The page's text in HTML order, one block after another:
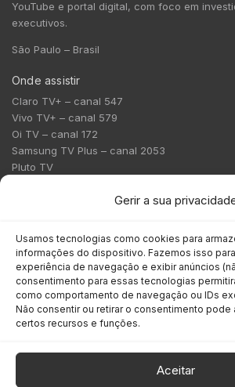
Gerir a sua
Usamos tecnologias como cookies para
informações do dispositivo. Fazemos isso
experiência de navegação e exibir anúncios
consentimento para essas tecnologias
como comportamento de navegação ou IDs
Não consentir ou retirar o consentimento
certos recursos e funções.
Aceitar
YouTube e portal digital, com foco em
executivos.
São Paulo – Brasil
Onde assistir
Claro TV+ – canal 547
Vivo TV+ – canal 579
Oi TV – canal 172
Samsung TV Plus – canal 2053
Pluto TV
redacao@bmcnews.com.br
Comercial:
comercial@bmcnews.com.br
Anuncie na BM&C News
A BM&C News conecta marcas a milhões de